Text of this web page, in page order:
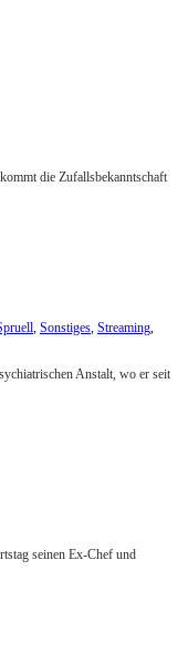
die Zufallsbekanntschaft
, Sonstiges, Streaming,
Anstalt, wo er seit
seinen Ex-Chef und